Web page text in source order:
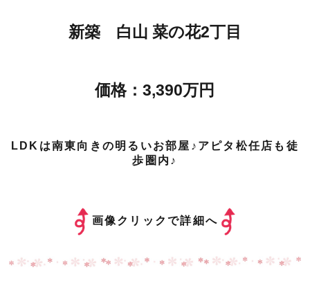
新築 白山 菜の花2丁目
価格：3,390万円
LDKは南東向きの明るいお部屋♪アピタ松任店も徒
歩圏内♪
画像クリックで詳細へ